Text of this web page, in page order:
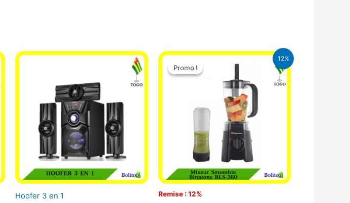
Hoofer 3 en 1
12%
Promo !
Remise : 12%
Promo !
Le
prix
initial
25.000 CFA.
Le
prix
est :
22.000 CFA.